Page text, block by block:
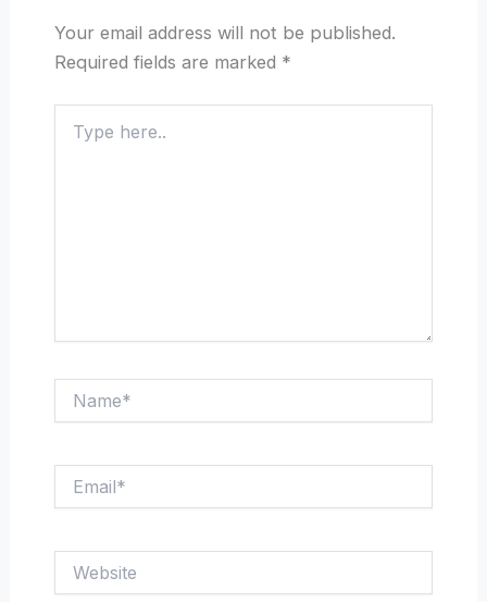
Your email address will not be published.
Required fields are marked *
here..